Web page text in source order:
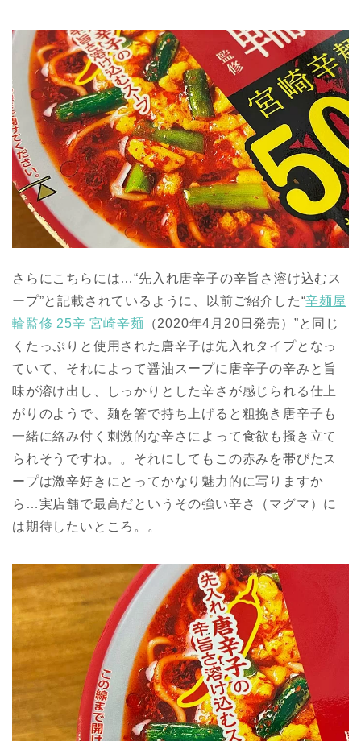
さらにこちらには…“先入れ唐辛子の辛旨さ溶け込むス
ープ”と記載されているように、以前ご紹介した“辛麺屋
輪監修 25辛 宮崎辛麺 （2020年4月20日発売）”と同じ
くたっぷりと使用された唐辛子は先入れタイプとなっ
ていて、それによって醤油スープに唐辛子の辛みと旨
味が溶け出し、しっかりとした辛さが感じられる仕上
がりのようで、麺を箸で持ち上げると粗挽き唐辛子も
一緒に絡み付く刺激的な辛さによって食欲も掻き立て
られそうですね。。それにしてもこの赤みを帯びたス
ープは激辛好きにとってかなり魅力的に写りますか
ら…実店舗で最高だというその強い辛さ（マグマ）に
は期待したいところ。。